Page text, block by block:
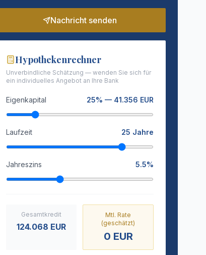
Nachricht senden
Hypothekenrechner
Unverbindliche Schätzung — wenden Sie sich für
ein individuelles Angebot an Ihre Bank
Eigenkapital 25% — 41.356 EUR
Laufzeit 25 Jahre
Jahreszins 5.5%
Gesamtkredit
124.068 EUR
Mtl. Rate
(geschätzt)
0 EUR